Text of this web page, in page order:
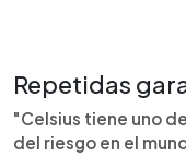
Repetidas
"Celsius tiene uno
del riesgo en el